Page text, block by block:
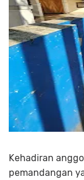
Kehadiran
pemandangan